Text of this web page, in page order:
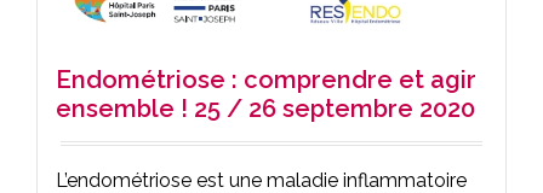
Endométriose : comprendre et agir
ensemble ! 25 / 26 septembre 2020
L’endométriose est une maladie inflammatoire